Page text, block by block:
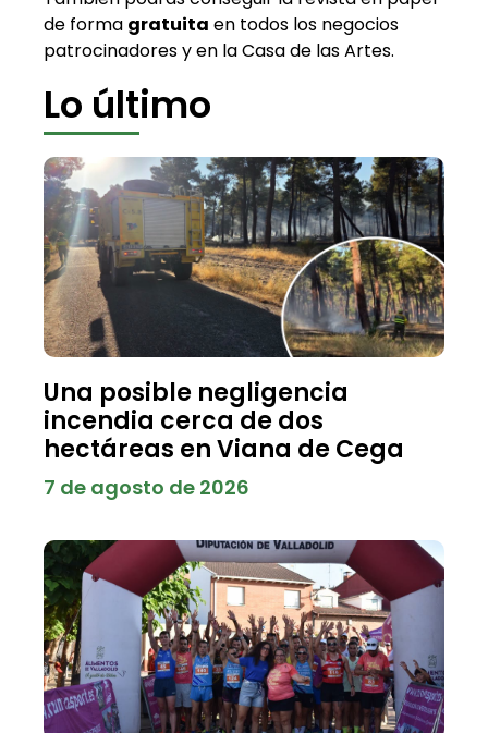
de forma gratuita en todos los negocios
patrocinadores y en la Casa de las Artes.
Lo último
Una posible negligencia
incendia cerca de dos
hectáreas en Viana de Cega
7 de agosto de 2026